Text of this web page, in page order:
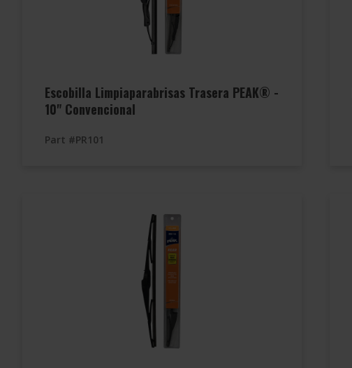
Escobilla Limpiaparabrisas Trasera PEAK® -
10" Convencional
Part #PR101